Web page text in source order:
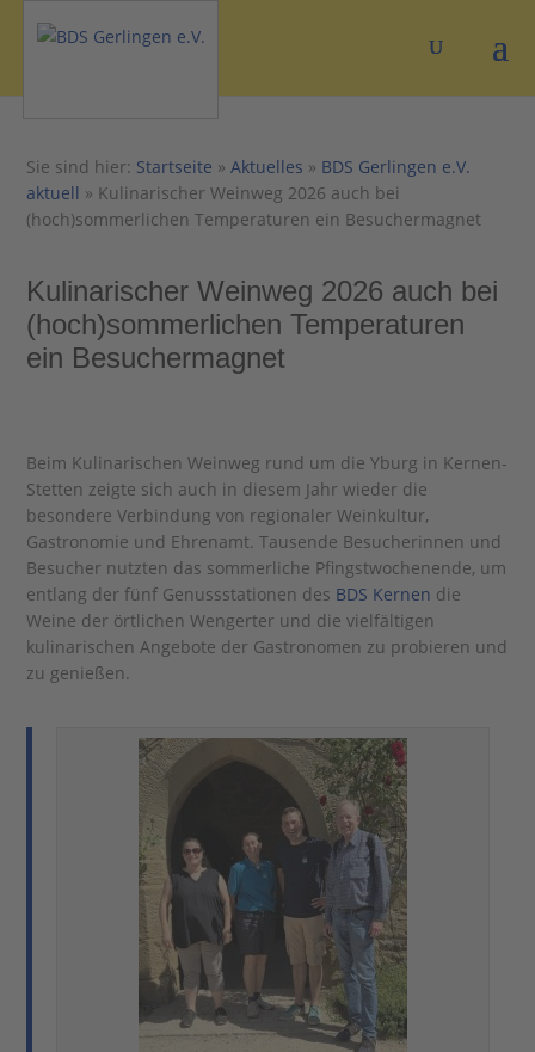
Sie sind hier: Startseite »Aktuelles » BDS Gerlingen e.V.
aktuell » Kulinarischer Weinweg 2026 auch bei
(hoch)sommerlichen Temperaturen ein Besuchermagnet
Kulinarischer Weinweg 2026 auch bei
(hoch)sommerlichen Temperaturen
ein Besuchermagnet
Beim Kulinarischen Weinweg rund um die Yburg in Kernen-
Stetten zeigte sich auch in diesem Jahr wieder die
besondere Verbindung von regionaler Weinkultur,
Gastronomie und Ehrenamt. Tausende Besucherinnen und
Besucher nutzten das sommerliche Pfingstwochenende, um
entlang der fünf Genussstationen des BDS Kernen die
Weine der örtlichen Wengerter und die vielfältigen
kulinarischen Angebote der Gastronomen zu probieren und
zu genießen.